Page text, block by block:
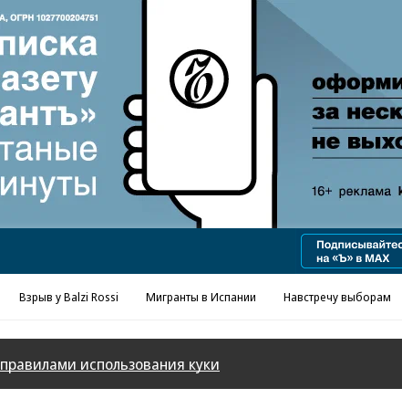
Реклама в «Ъ» www.kommersant.ru/ad
Взрыв у Balzi Rossi Мигранты в Испании Навстречу выборам
правилами использования куки